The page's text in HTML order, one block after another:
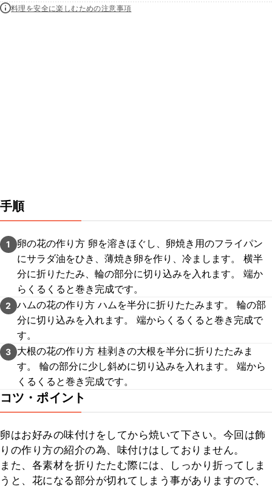
料理を安全に楽しむための注意事項
手順
1
卵の花の作り方 卵を溶きほぐし、卵焼き用のフライパン
にサラダ油をひき、薄焼き卵を作り、冷まします。 横半
分に折りたたみ、輪の部分に切り込みを入れます。 端か
らくるくると巻き完成です。
2
ハムの花の作り方 ハムを半分に折りたたみます。 輪の部
分に切り込みを入れます。 端からくるくると巻き完成で
す。
3
大根の花の作り方 桂剥きの大根を半分に折りたたみま
す。 輪の部分に少し斜めに切り込みを入れます。 端から
くるくると巻き完成です。
コツ・ポイント
卵はお好みの味付けをしてから焼いて下さい。今回は飾
りの作り方の紹介の為、味付けはしておりません。
また、各素材を折りたたむ際には、しっかり折ってしま
うと、花になる部分が切れてしまう事がありますので、